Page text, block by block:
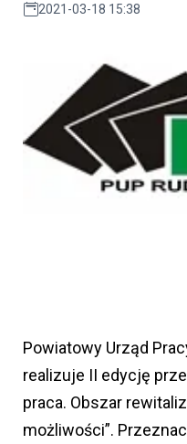
2021-03-18 15:38
Powiatowy Urząd
realizuje II edycję
praca. Obszar
możliwości”.